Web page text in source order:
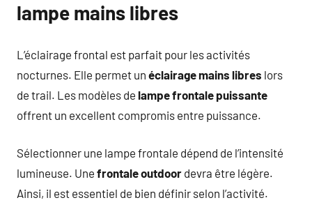
lampe mains libres
L’éclairage frontal est parfait pour les activités
nocturnes. Elle permet un éclairage mains libres lors
de trail. Les modèles de lampe frontale puissante
offrent un excellent compromis entre puissance.
Sélectionner une lampe frontale dépend de l’intensité
lumineuse. Une frontale outdoor devra être légère.
Ainsi, il est essentiel de bien définir selon l’activité.